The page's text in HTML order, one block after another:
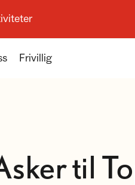
Frivillig
til